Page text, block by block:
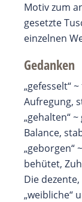
Motiv zum
gesetzte
einzelnen
Gedanken
„gefesselt“
Aufregung,
„gehalten“
Balance,
„geborgen“
behütet,
Die
„weibliche“